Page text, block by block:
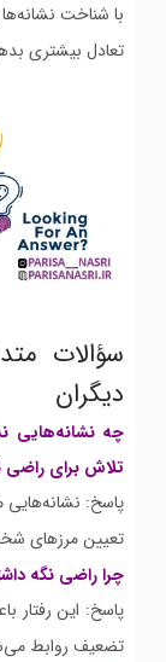
با شناخت
تعادل بیشتری
سؤالات
دیگران
چه نشانه‌هایی
تلاش برای راضی
پاسخ: نشانه‌هایی
تعیین مرزهای
چرا راضی نگه
پاسخ: این رفتار
تضعیف روابط